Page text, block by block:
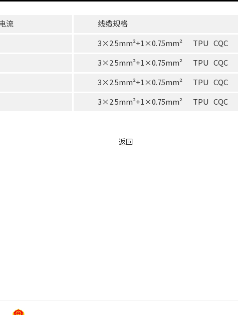
流 线缆规格
3×2.5mm²+1×0.75mm² TPU CQC
3×2.5mm²+1×0.75mm² TPU CQC
3×2.5mm²+1×0.75mm² TPU CQC
3×2.5mm²+1×0.75mm² TPU CQC
返回